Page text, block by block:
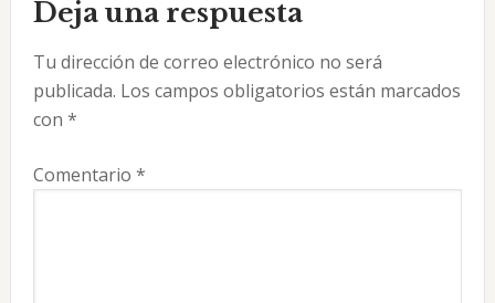
con
los
lectores
Deja una respuesta
Tu dirección de correo electrónico no será
publicada. Los campos obligatorios están marcados
con *
Comentario *